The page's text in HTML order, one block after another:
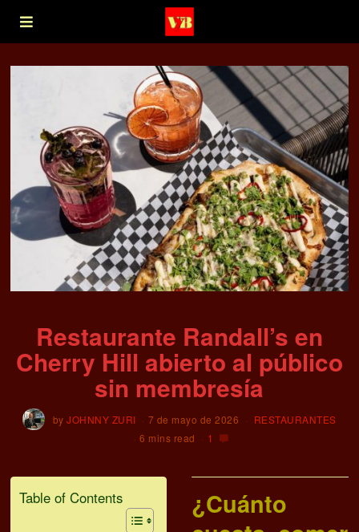
Restaurante Randall’s en
Cherry Hill abierto al público
sin membresía
byJOHNNY ZURI 7 de mayo de 2026
RESTAURANTES
6 mins read
1
Table of Contents
¿Cuánto